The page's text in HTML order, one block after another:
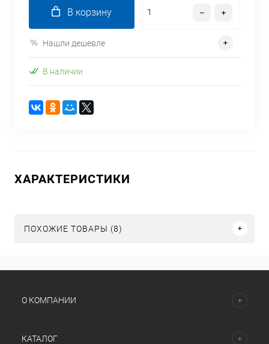
В корзину
Нашли дешевле
В наличии
ХАРАКТЕРИСТИКИ
ПОХОЖИЕ ТОВАРЫ (8)
О КОМПАНИИ
КАТАЛОГ